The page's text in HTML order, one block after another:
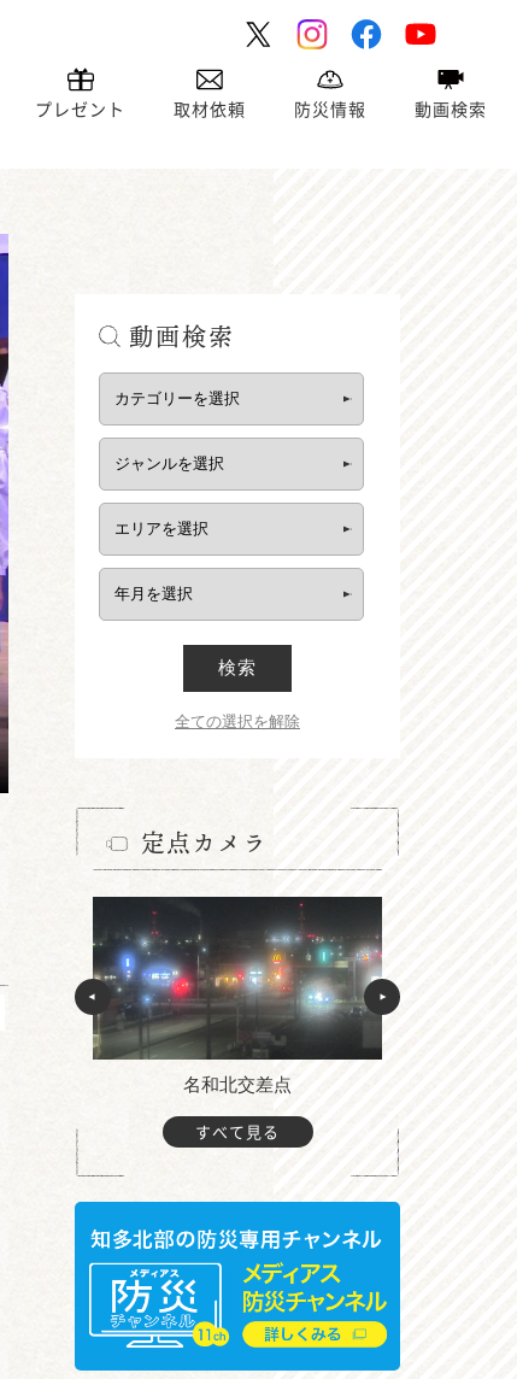
プレゼント 取材依頼 防災情報 動画検索
動画検索
検索
全ての選択を解除
定点カメラ
名和北交差点
すべて見る